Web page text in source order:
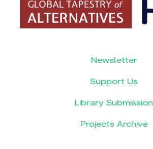
Newsletter
Support Us
Library Submission
Projects Archive